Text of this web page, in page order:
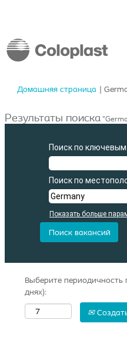
Домашняя страница |
Результаты поиска
Поиск по
Поиск по
Показать больше
Выберите периодичность
днях):